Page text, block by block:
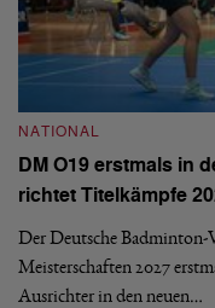
NATIONAL
DM O19 erstmals in
richtet Titelkämpfe
Der Deutsche Badminton-
Meisterschaften 2027
Ausrichter in den neuen…